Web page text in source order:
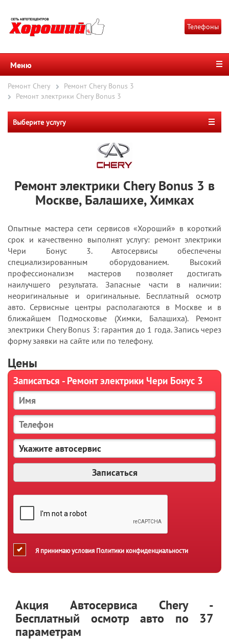
Телефоны
Меню
Ремонт Chery
Ремонт Chery Bonus 3
Ремонт электрики Chery Bonus 3
Выберите услугу
Ремонт электрики Chery Bonus 3 в
Москве, Балашихе, Химках
Опытные мастера сети сервисов «Хороший» в короткий
срок и качественно выполнят услугу: ремонт электрики
Чери Бонус 3. Автосервисы обеспечены
специализированным оборудованием. Высокий
профессионализм мастеров позволяет достигать
наилучшего результата. Запасные части в наличии:
неоригинальные и оригинальные. Бесплатный осмотр
авто. Сервисные центры располагаются в Москве и в
ближайшем Подмосковье (Химки, Балашиха). Ремонт
электрики Chery Bonus 3: гарантия до 1 года. Запись через
форму заявки на сайте или по телефону.
Цены
Записаться - Ремонт электрики Чери Бонус 3
Я принимаю условия Политики конфиденциальности
Акция Автосервиса Chery -
Бесплатный осмотр авто по 37
параметрам